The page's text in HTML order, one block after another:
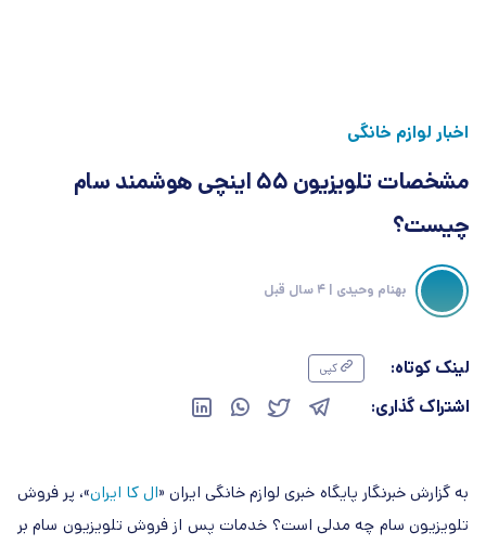
اخبار لوازم خانگی
مشخصات تلویزیون 55 اینچی هوشمند سام
چیست؟
بهنام وحیدی | 4 سال قبل
لینک کوتاه: کپی
اشتراک گذاری:
به گزارش خبرنگار پایگاه خبری لوازم خانگی ایران «ال کا ایران»، پر فروش
تلویزیون سام چه مدلی است؟ خدمات پس از فروش تلویزیون سام بر